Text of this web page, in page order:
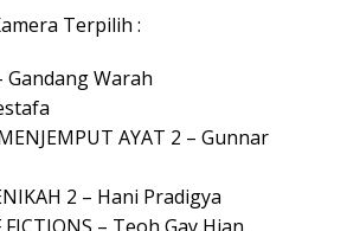
Terpilih :
Gandang Warah
AYAT 2 – Gunnar
2 – Hani Pradigya